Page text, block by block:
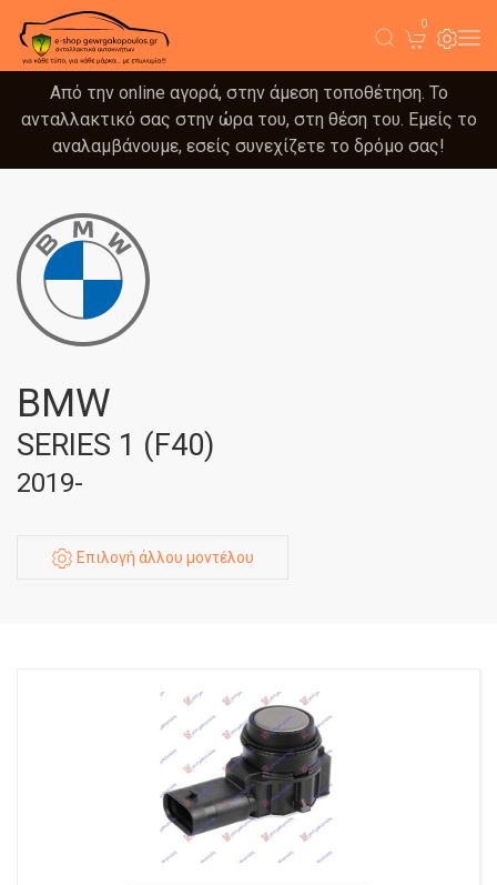
0
Από την online αγορά, στην άμεση τοποθέτηση. Το
ανταλλακτικό σας στην ώρα του, στη θέση του. Εμείς το
αναλαμβάνουμε, εσείς συνεχίζετε το δρόμο σας!
BMW
SERIES 1 (F40)
2019-
Επιλογή άλλου μοντέλου